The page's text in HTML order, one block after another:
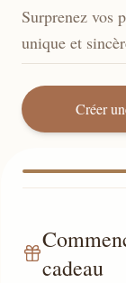
Surprenez vos
unique et
Créer
cadeau